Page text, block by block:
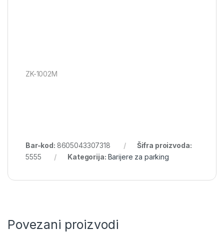
ZK-1002M
Bar-kod: 8605043307318
Šifra proizvoda:
5555
Kategorija: Barijere za parking
Povezani proizvodi